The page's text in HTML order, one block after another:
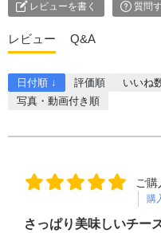
レビューを書く 質問
レビュー Q&A
日付順 ↓ 評価順 いいね
写真・動画付き順
ご購
購
さっぱり美味しいチー